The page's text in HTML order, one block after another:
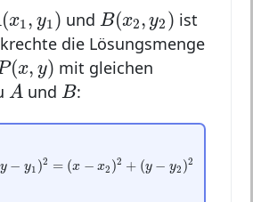
(x1, y1)
(x1 y1 ) und B(x2, y2 )
B(x2 y2 ) ist
die Lösungsmenge
(x, y)
(x,y)
mit gleichen
A
A und B
B:
y − y1 )2 = (x − x2 )2 + (y − y2 )2
1)2 x +(y y2